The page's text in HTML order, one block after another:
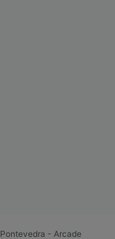
Pontevedra - Arcade